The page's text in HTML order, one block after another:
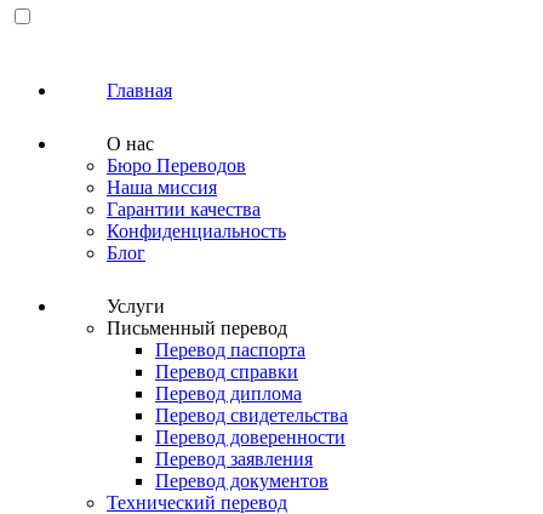
Главная
О нас
Бюро Переводов
Наша миссия
Гарантии качества
Конфиденциальность
Блог
Услуги
Письменный перевод
Перевод паспорта
Перевод справки
Перевод диплома
Перевод свидетельства
Перевод доверенности
Перевод заявления
Перевод документов
Технический перевод